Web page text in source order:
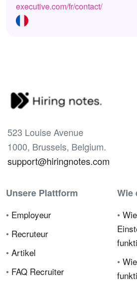
executive.com/fr/contact/
523 Louise Avenue
1000, Brussels, Belgium.
support@hiringnotes.com
Unsere Plattform
• Employeur
• Recruteur
• Artikel
• FAQ Recruiter
Wie
•
•